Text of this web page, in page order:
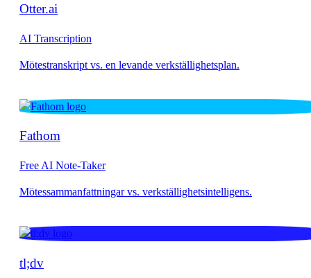
Otter.ai
AI Transcription
Fathom
Free AI Note-Taker
tl;dv